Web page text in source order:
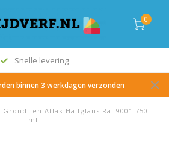
0
Snelle levering
binnen 3 werkdagen verzonden
en Aflak Halfglans Ral 9001 750
ml